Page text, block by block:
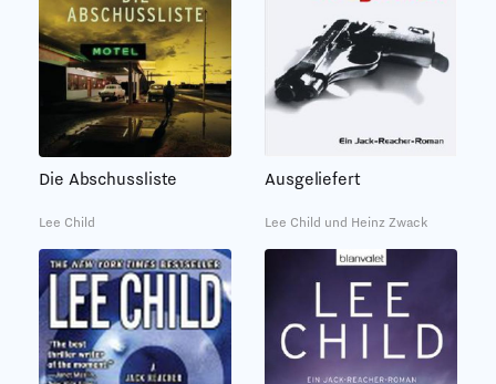
Die Abschussliste
Lee Child
Ausgeliefert
Lee Child und Heinz Zwack